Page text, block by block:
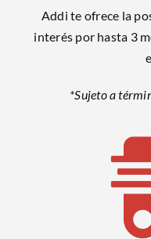
Addi te ofrece la
interés por hasta 3
*Sujeto a